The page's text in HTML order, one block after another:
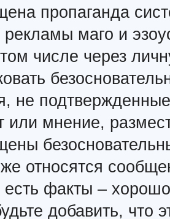
пропаганда
рекламы маго и
числе через
не
или мнение,
относятся
факты –
добавить,